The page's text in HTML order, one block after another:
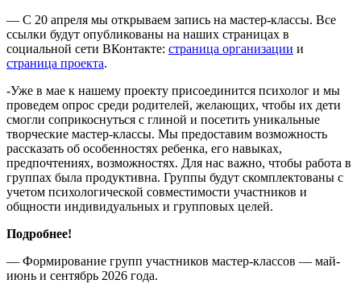
— С 20 апреля мы открываем запись на мастер-классы. Все
ссылки будут опубликованы на наших страницах в
социальной сети ВКонтакте: страница организации и
страница проекта.
-Уже в мае к нашему проекту присоединится психолог и мы
проведем опрос среди родителей, желающих, чтобы их дети
смогли соприкоснуться с глиной и посетить уникальные
творческие мастер-классы. Мы предоставим возможность
рассказать об особенностях ребенка, его навыках,
предпочтениях, возможностях. Для нас важно, чтобы работа в
группах была продуктивна. Группы будут скомплектованы с
учетом психологической совместимости участников и
общности индивидуальных и групповых целей.
Подробнее!
— Формирование групп участников мастер-классов — май-
июнь и сентябрь 2026 года.